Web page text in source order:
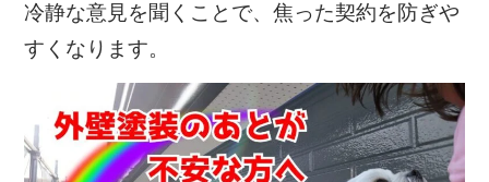
冷静な意見を聞くことで、焦った契約を防ぎや
すくなります。